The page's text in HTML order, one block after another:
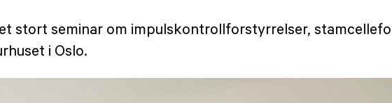
stort seminar om impulskontrollforstyrrelser,
i Oslo.